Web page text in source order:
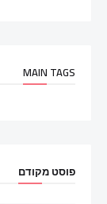
MAIN TAGS
פוסט מקודם